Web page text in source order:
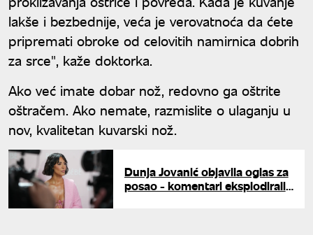
lakše i bezbednije, veća je verovatnoća da ćete
pripremati obroke od celovitih namirnica dobrih
za srce", kaže doktorka.
Ako već imate dobar nož, redovno ga oštrite
oštračem. Ako nemate, razmislite o ulaganju u
nov, kvalitetan kuvarski nož.
Dunja Jovanić objavila oglas za
posao - komentari eksplodirali: